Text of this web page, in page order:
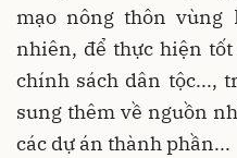
mạo nông thôn vùng
nhiên, để thực hiện
chính sách dân tộc...,
sung thêm về nguồn
các dự án thành phần...